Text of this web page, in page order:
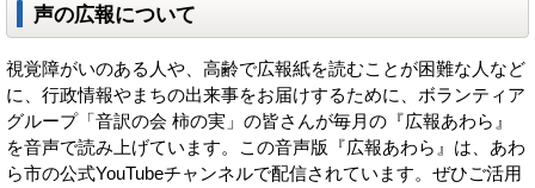
声の広報について
視覚障がいのある人や、高齢で広報紙を読むことが困難な人など
に、行政情報やまちの出来事をお届けするために、ボランティア
グループ「音訳の会 柿の実」の皆さんが毎月の『広報あわら』
を音声で読み上げています。この音声版『広報あわら』は、あわ
ら市の公式YouTubeチャンネルで配信されています。ぜひご活用